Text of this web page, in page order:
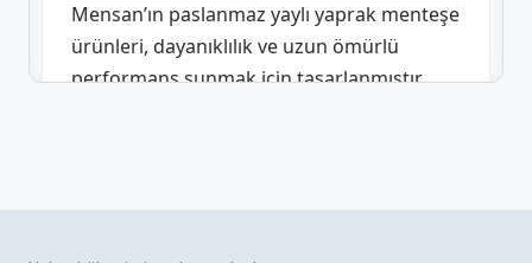
Mensan’ın paslanmaz yaylı yaprak menteşe
ürünleri, dayanıklılık ve uzun ömürlü
performans sunmak için tasarlanmıştır.
1,5mm İçe Kapanan ve 50 x 50 x 1,5 Dışa